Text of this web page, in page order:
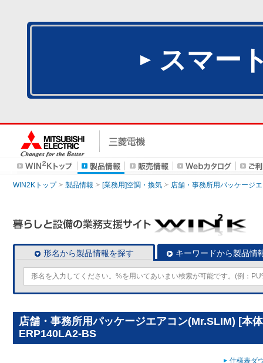
スマー
WIN2Kトップ 製品情報 [業務用]空調・換気 店舗・事務所用パッケージ
形名から製品情報を探す キーワードから製品情
店舗・事務所用パッケージエアコン(Mr.SLIM) [本
ERP140LA2-BS
仕様表ダ